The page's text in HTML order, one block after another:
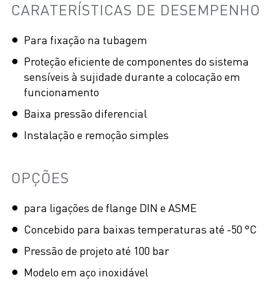
CARATERÍSTICAS DE DESEMPENHO
Para fixação na tubagem
Proteção eficiente de componentes do sistema
sensíveis à sujidade durante a colocação em
funcionamento
Baixa pressão diferencial
Instalação e remoção simples
OPÇÕES
para ligações de flange DIN e ASME
Concebido para baixas temperaturas até -50 °C
Pressão de projeto até 100 bar
Modelo em aço inoxidável